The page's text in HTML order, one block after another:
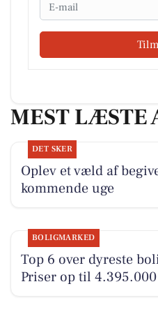
MEST LÆSTE
DET SKER
Oplev et væld af
kommende uge
BOLIGMARKED
Top 6 over dyreste
Priser op til